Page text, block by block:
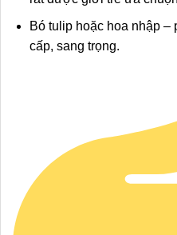
Bó tulip hoặc hoa nhập
cấp, sang trọng.